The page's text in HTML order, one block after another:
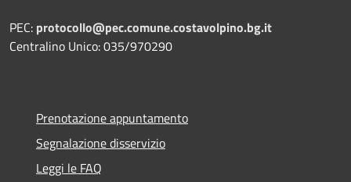
PEC: protocollo@pec.comune.costavolpino.bg.it
Centralino Unico: 035/970290
Prenotazione appuntamento
Segnalazione disservizio
Leggi le FAQ